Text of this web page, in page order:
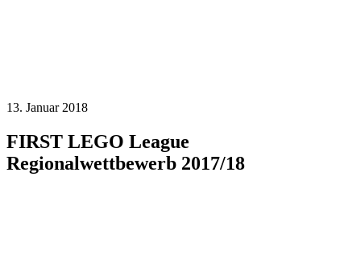
13. Januar 2018
FIRST LEGO League
Regionalwettbewerb 2017/18